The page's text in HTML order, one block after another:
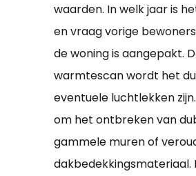
waarden. In welk jaar is
en vraag vorige
de woning is aangepakt.
warmtescan wordt het
eventuele luchtlekken
om het ontbreken van
gammele muren of
dakbedekkingsmateriaal.